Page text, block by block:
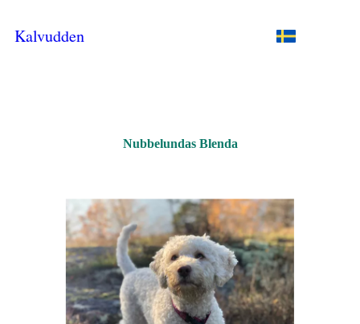
Kalvudden
Nubbelundas Blenda